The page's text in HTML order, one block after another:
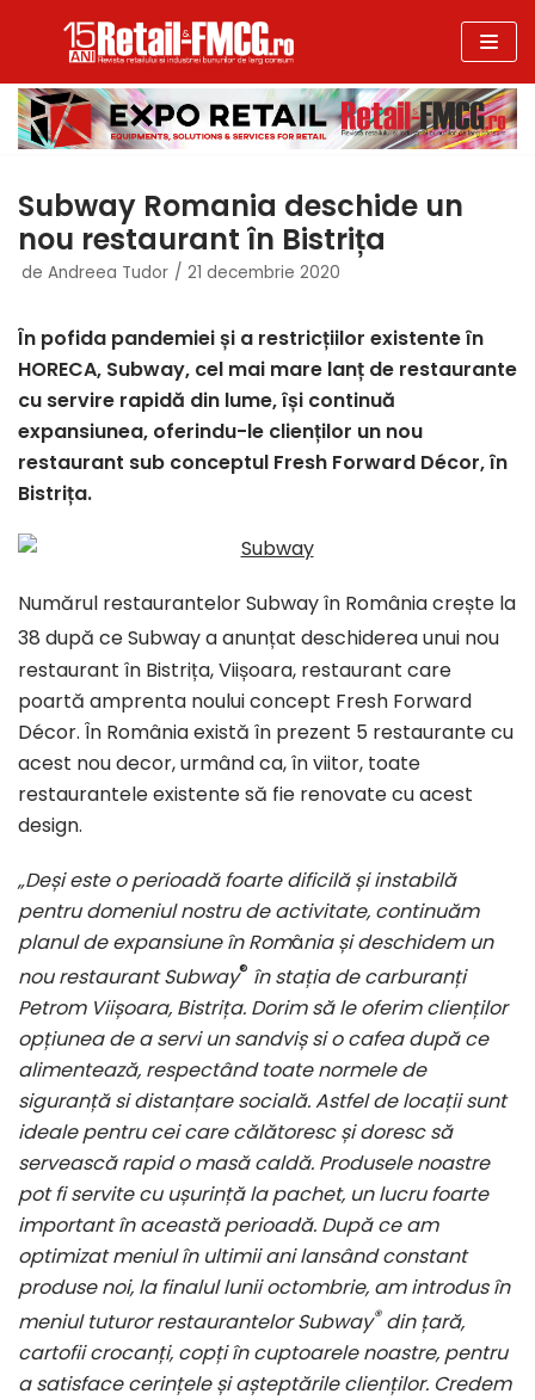
la
conținut
Subway Romania deschide un
nou restaurant în Bistrița
de Andreea Tudor 21 decembrie 2020
În pofida pandemiei și a restricțiilor existente în
HORECA, Subway, cel mai mare lanț de restaurante
cu servire rapidă din lume, își continuă
expansiunea, oferindu-le clienților un nou
restaurant sub conceptul Fresh Forward Décor, în
Bistrița.
Numărul restaurantelor Subway în România crește la
38 după ce Subwaya anunțat deschiderea unui nou
restaurant în Bistrița, Viișoara, restaurant care
poartă amprenta noului concept Fresh Forward
Décor. În România există în prezent 5 restaurante cu
acest nou decor, urmând ca, în viitor, toate
restaurantele existente să fie renovate cu acest
design.
„Deși este o perioadă foarte dificilă și instabilă
pentru domeniul nostru de activitate, continuăm
planul de expansiune în România și deschidem un
nou restaurant Subway® în stația de carburanți
Petrom Viișoara, Bistrița. Dorim să le oferim clienților
opțiunea de a servi un sandviș si o cafea după ce
alimentează, respectând toate normele de
siguranță si distanțare socială. Astfel de locații sunt
ideale pentru cei care călătoresc și doresc să
servească rapid o masă caldă. Produsele noastre
pot fi servite cu ușurință la pachet, un lucru foarte
important în această perioadă. După ce am
optimizat meniul în ultimii ani lansând constant
produse noi, la finalul lunii octombrie, am introdus în
meniul tuturor restaurantelor Subway®din țară,
cartofii crocanți, copți în cuptoarele noastre, pentru
a satisface cerințele și așteptările clienților. Credem